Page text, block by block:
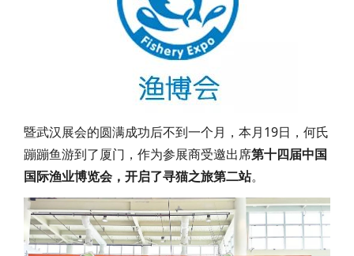
暨武汉展会的圆满成功后不到一个月，本月19日，何氏
蹦蹦鱼游到了厦门，作为参展商受邀出席第十四届中国
国际渔业博览会，开启了寻猫之旅第二站。